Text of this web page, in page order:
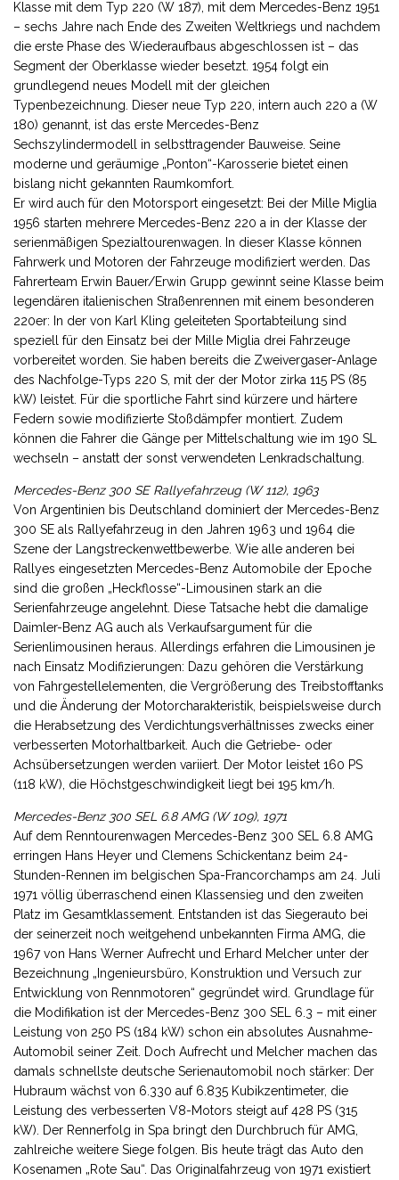
Klasse mit dem Typ 220 (W 187), mit dem Mercedes-Benz 1951
– sechs Jahre nach Ende des Zweiten Weltkriegs und nachdem
die erste Phase des Wiederaufbaus abgeschlossen ist – das
Segment der Oberklasse wieder besetzt. 1954 folgt ein
grundlegend neues Modell mit der gleichen
Typenbezeichnung. Dieser neue Typ 220, intern auch 220 a (W
180) genannt, ist das erste Mercedes-Benz
Sechszylindermodell in selbsttragender Bauweise. Seine
moderne und geräumige „Ponton“-Karosserie bietet einen
bislang nicht gekannten Raumkomfort.
Er wird auch für den Motorsport eingesetzt: Bei der Mille Miglia
1956 starten mehrere Mercedes-Benz 220 a in der Klasse der
serienmäßigen Spezialtourenwagen. In dieser Klasse können
Fahrwerk und Motoren der Fahrzeuge modifiziert werden. Das
Fahrerteam Erwin Bauer/Erwin Grupp gewinnt seine Klasse beim
legendären italienischen Straßenrennen mit einem besonderen
220er: In der von Karl Kling geleiteten Sportabteilung sind
speziell für den Einsatz bei der Mille Miglia drei Fahrzeuge
vorbereitet worden. Sie haben bereits die Zweivergaser-Anlage
des Nachfolge-Typs 220 S, mit der der Motor zirka 115 PS (85
kW) leistet. Für die sportliche Fahrt sind kürzere und härtere
Federn sowie modifizierte Stoßdämpfer montiert. Zudem
können die Fahrer die Gänge per Mittelschaltung wie im 190 SL
wechseln – anstatt der sonst verwendeten Lenkradschaltung.
Mercedes-Benz 300 SE Rallyefahrzeug (W 112), 1963
Von Argentinien bis Deutschland dominiert der Mercedes-Benz
300 SE als Rallyefahrzeug in den Jahren 1963 und 1964 die
Szene der Langstreckenwettbewerbe. Wie alle anderen bei
Rallyes eingesetzten Mercedes-Benz Automobile der Epoche
sind die großen „Heckflosse“-Limousinen stark an die
Serienfahrzeuge angelehnt. Diese Tatsache hebt die damalige
Daimler-Benz AG auch als Verkaufsargument für die
Serienlimousinen heraus. Allerdings erfahren die Limousinen je
nach Einsatz Modifizierungen: Dazu gehören die Verstärkung
von Fahrgestellelementen, die Vergrößerung des Treibstofftanks
und die Änderung der Motorcharakteristik, beispielsweise durch
die Herabsetzung des Verdichtungsverhältnisses zwecks einer
verbesserten Motorhaltbarkeit. Auch die Getriebe- oder
Achsübersetzungen werden variiert. Der Motor leistet 160 PS
(118 kW), die Höchstgeschwindigkeit liegt bei 195 km/h.
Mercedes-Benz 300 SEL 6.8AMG(W 109), 1971
Auf dem Renntourenwagen Mercedes-Benz 300 SEL 6.8 AMG
erringen Hans Heyer und Clemens Schickentanz beim 24-
Stunden-Rennen im belgischen Spa-Francorchamps am 24. Juli
1971 völlig überraschend einen Klassensieg und den zweiten
Platz im Gesamtklassement. Entstanden ist das Siegerauto bei
der seinerzeit noch weitgehend unbekannten Firma AMG, die
1967 von Hans Werner Aufrecht und Erhard Melcher unter der
Bezeichnung „Ingenieursbüro, Konstruktion und Versuch zur
Entwicklung von Rennmotoren“ gegründet wird. Grundlage für
die Modifikation ist der Mercedes-Benz 300 SEL 6.3 – mit einer
Leistung von 250 PS (184 kW) schon ein absolutes Ausnahme-
Automobil seiner Zeit. Doch Aufrecht und Melcher machen das
damals schnellste deutsche Serienautomobil noch stärker: Der
Hubraum wächst von 6.330 auf 6.835 Kubikzentimeter, die
Leistung des verbesserten V8-Motors steigt auf 428 PS (315
kW). Der Rennerfolg in Spa bringt den Durchbruch für AMG,
zahlreiche weitere Siege folgen. Bis heute trägt das Auto den
Kosenamen „Rote Sau“. Das Originalfahrzeug von 1971 existiert